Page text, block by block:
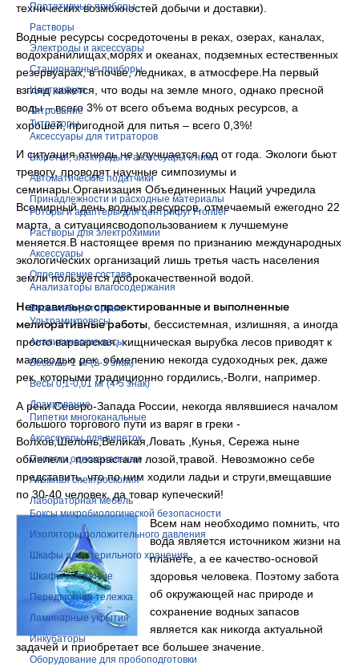
Портативные приборы
Растворы
Электроды и аксессуары
Стационарные приборы
Центрифуги
Титрование
Титраторы
Аксессуары для титраторов
Бюретки, электроды и аксессуары к ним
Автоматические податчики
Принадлежности и расходные материалы
Роторы и адаптеры для центрифуг Frontier
Растворы для электрохимии
Аксессуары
Определение состава
Анализаторы влагосодержания
Весы лабораторные
Ультрамикровесы
Аналитические весы
Весы 10-1 мг (2-3 знак)
Весы 0,1-0,01 мг (4-5 знак)
Дозирование
Пипетки многоканальные
Аксессуары для пипеток
Пипетки одноканальные
Атомная спектроскопия
Лабораторная мебель
Боксы микробиологической безопасности
Изоляторы положительного давления
Шкафы для стерильного хранения
Шкафы вытяжные
Передвижная тележка
Ламинарные укрытия
Инкубаторы
Оборудование для пробоподготовки
технических возможностей добычи и доставки).
Водные ресурсы сосредоточены в реках, озерах, каналах,
водохранилищах,морях и океанах, подземных естественных
резервуарах, в почве, ледниках, в атмосфере.На первый
взгляд кажется, что воды на земле много, однако пресной
воды – всего 3% от всего объема водных ресурсов, а
хорошей, пригодной для питья – всего 0,3%!
И ситуация отнюдь не улучшается год от года. Экологи бьют
тревогу, проводят научные симпозиумы и
семинары.Организация Объединенных Наций учредила
Всемирный день водных ресурсов, отмечаемый ежегодно 22
марта, а ситуацияcводопользованием к лучшемуне
меняется.В настоящее время по признанию международных
экологических организаций лишь третья часть населения
земли пользуется доброкачественной водой.
Неправильно спроектированные и выполненные
мелиоративные работы, бессистемная, излишняя, а иногда
просто варварская, хищническая вырубка лесов приводят к
маловодью рек, обмелению некогда судоходных рек, даже
рек, которыми традиционно гордились,-Волги, например.
А реки Северо-Запада России, некогда являвшиеся началом
большого торгового пути из варяг в греки -
Волхов,Шелонь,Великая,Ловать ,Кунья, Сережа ныне
обмелели, позарастали лозой,травой. Невозможно себе
представить, что по ним ходили ладьи и струги,вмещавшие
по 30-40 человек, да товар купеческий!
Всем нам необходимо помнить, что
вода является источником жизни на
планете, а ее качество-основой
здоровья человека. Поэтому забота
об окружающей нас природе и
сохранение водных запасов
является как никогда актуальной
задачей и приобретает все большее значение.